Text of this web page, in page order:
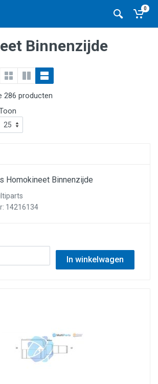
0
Binnenzijde
286 producten
Homokineet Binnenzijde
14216134
In winkelwagen